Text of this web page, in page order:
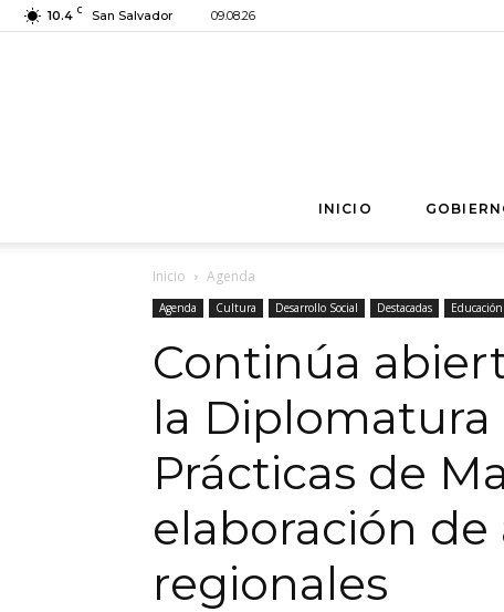
10.4 C San Salvador 09.08.26
INICIO
Inicio Agenda
Agenda Cultura Desarrollo Social Destacadas Educación
Continúa
la Diplomatura
Prácticas de
elaboración
regionales